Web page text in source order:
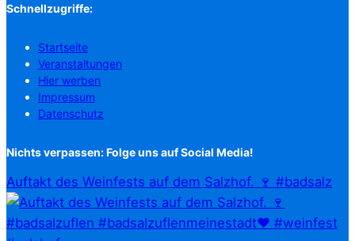
Schnellzugriffe:
Startseite
Veranstaltungen
Hier werben
Impressum
Datenschutz
Nichts verpassen: Folge uns auf Social Media!
Auftakt des Weinfests auf dem Salzhof. 🍷 #badsalz